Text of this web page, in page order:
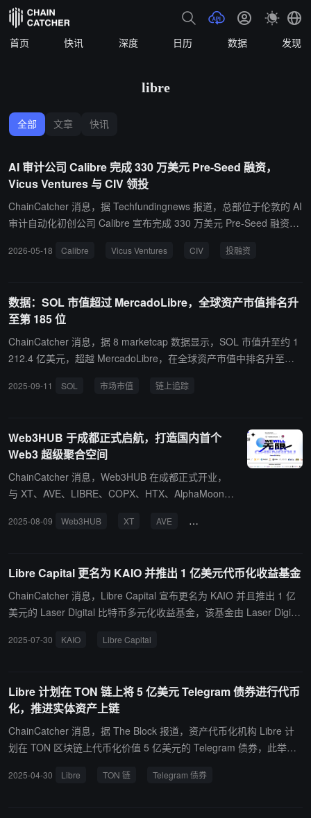
首页 快讯 深度 日历 数据 发现
libre
全部 文章 快讯
AI 审计公司 Calibre 完成 330 万美元 Pre-Seed 融资，
Vicus Ventures 与 CIV 领投
ChainCatcher 消息，据 Techfundingnews 报道，总部位于伦敦的 AI
审计自动化初创公司 Calibre 宣布完成 330 万美元 Pre-Seed 融资，
立，目标是利用 AI Agent 提升认证与审计行业效率。公司认为，当
提取与合规验证等重复性工作，以降低认证行业的人力成本并提升效
率。 投资方认为，认证与审计行业长期存在流程繁琐、人工依赖度高
的问题，而 AI Agent 有望成为该领域的重要基础设施。
2026-05-18 Calibre Vicus Ventures CIV 投融资
数据：SOL 市值超过 MercadoLibre，全球资产市值排名升
至第 185 位
ChainCatcher 消息，据 8 marketcap 数据显示，SOL 市值升至约 1
212.4 亿美元，超越 MercadoLibre，在全球资产市值中排名升至第 1
2025-09-11 SOL 市场市值 链上追踪
Web3HUB 于成都正式启航，打造国内首个
Web3 超级聚合空间
ChainCatcher 消息，Web3HUB 在成都正式开业，
与 XT、AVE、LIBRE、COPX、HTX、AlphaMoon、
NGDU”为主题，成为国内首个 Web3 超级聚合空
齐聚一堂，分享行业趋势并探讨未来发展。
2025-08-09 Web3HUB XT AVE LIBRE
Libre Capital 更名为 KAIO 并推出 1 亿美元代币化收益基金
ChainCatcher 消息，Libre Capital 宣布更名为 KAIO 并且推出 1 亿
美元的 Laser Digital 比特币多元化收益基金，该基金由 Laser Digital
资，Laser Digital（野村证券的数字资产子公司）和 WebN Group 领
2025-07-30 KAIO Libre Capital
Libre 计划在 TON 链上将 5 亿美元 Telegram 债券进行代币
化，推进实体资产上链
ChainCatcher 消息，据 The Block 报道，资产代币化机构 Libre 计
划在 TON 区块链上代币化价值 5 亿美元的 Telegram 债券，此举旨
债券。
2025-04-30 Libre TON 链 Telegram 债券